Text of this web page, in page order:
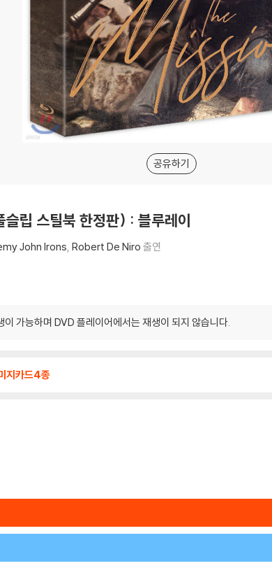
공유하기
립 스틸북 한정판) : 블루레이
John Irons Robert De Niro 출연
가능하며 DVD 플레이어에서는 재생이 되지 않습니다.
지카드4종